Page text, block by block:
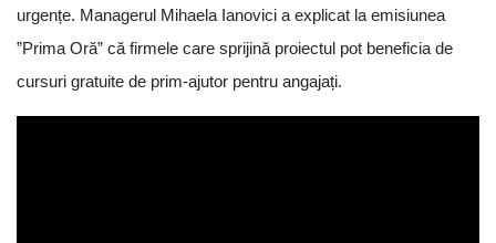
urgențe. Managerul Mihaela Ianovici a explicat la emisiunea
”Prima Oră” că firmele care sprijină proiectul pot beneficia de
cursuri gratuite de prim-ajutor pentru angajați.